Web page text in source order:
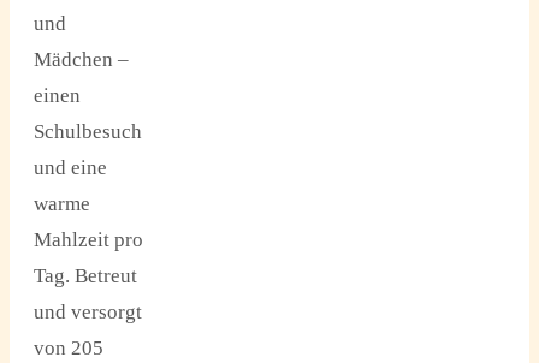
und
Mädchen –
einen
Schulbesuch
und eine
warme
Mahlzeit pro
Tag. Betreut
und versorgt
von 205